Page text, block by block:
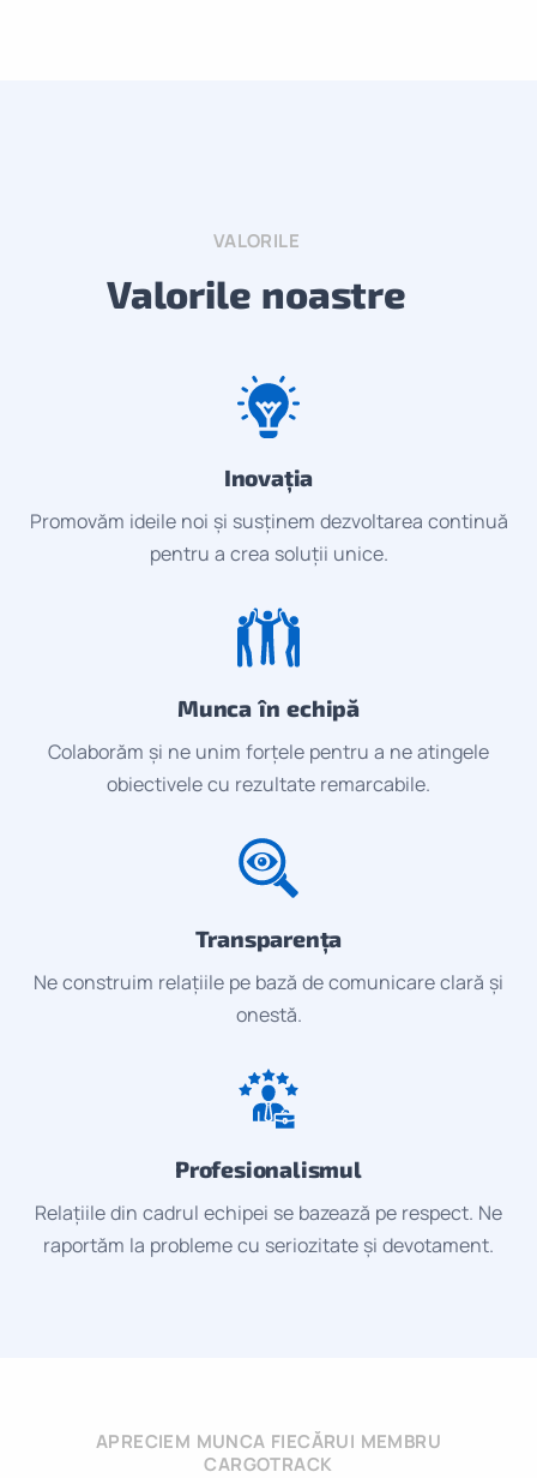
VALORILE
Valorile noastre
Inovația
Promovăm ideile noi și susținem dezvoltarea continuă
pentru a crea soluții unice.
Munca în echipă
Colaborăm și ne unim forțele pentru a ne atingele
obiectivele cu rezultate remarcabile.
Transparența
Ne construim relațiile pe bază de comunicare clară și
onestă.
Profesionalismul
Relațiile din cadrul echipei se bazează pe respect. Ne
raportăm la probleme cu seriozitate și devotament.
APRECIEM MUNCA FIECĂRUI MEMBRU
CARGOTRACK